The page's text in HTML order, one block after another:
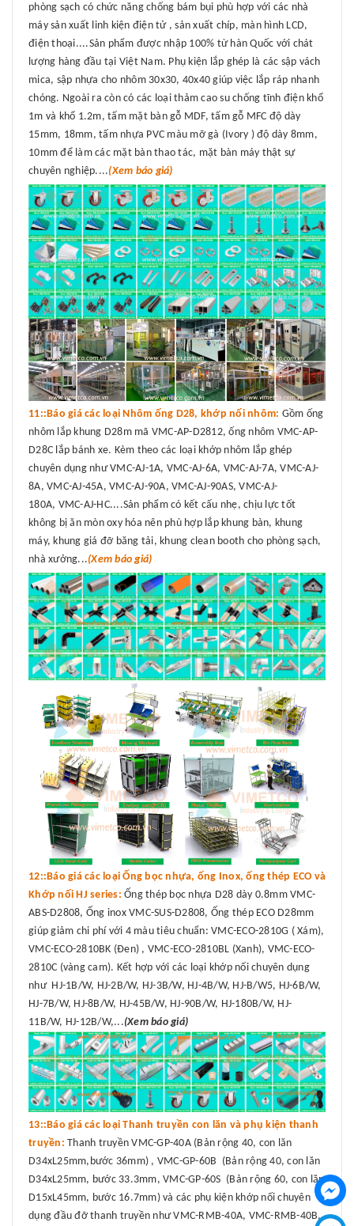
phòng sạch có chức năng chống bám bụi phù hợp với các nhà
máy sản xuất linh kiện điện tử , sản xuất chíp, màn hình LCD,
điện thoại....Sản phẩm được nhập 100% từ hàn Quốc với chát
lượng hàng đầu tại Việt Nam. Phụ kiện lắp ghép là các sập vách
mica, sập nhựa cho nhôm 30x30, 40x40 giúp việc lắp ráp nhanh
chóng. Ngoài ra còn có các loại thảm cao su chống tĩnh điện khổ
1m và khổ 1.2m, tấm mặt bàn gỗ MDF, tấm gỗ MFC độ dày
15mm, 18mm, tấm nhựa PVC màu mỡ gà (Ivory ) độ dày 8mm,
10mm để làm các mặt bàn thao tác, mặt bàn máy thật sự
chuyên nghiệp....(Xem báo giá)
11::Báo giá các loại Nhôm ống D28, khớp nối nhôm: Gồm ống
nhôm lắp khung D28m mã VMC-AP-D2812, ống nhôm VMC-AP-
D28C lắp bánh xe. Kèm theo các loại khớp nhôm lắp ghép
chuyên dụng như VMC-AJ-1A, VMC-AJ-6A, VMC-AJ-7A, VMC-AJ-
8A, VMC-AJ-45A, VMC-AJ-90A, VMC-AJ-90AS, VMC-AJ-
180A, VMC-AJ-HC....Sản phẩm có kết cấu nhẹ, chịu lực tốt
không bị ăn mòn oxy hóa nên phù hợp lắp khung bàn, khung
máy, khung giá đỡ băng tải, khung clean booth cho phòng sạch,
nhà xưởng...(Xem báo giá)
12::Báo giá các loại Ống bọc nhựa, ống Inox, ống thép ECO và
Khớp nối HJ series: Ống thép bọc nhựa D28 dày 0.8mm VMC-
ABS-D2808, Ống inox VMC-SUS-D2808, Ống thép ECO D28mm
giúp giảm chi phí với 4 màu tiêu chuẩn: VMC-ECO-2810G ( Xám),
VMC-ECO-2810BK (Đen) , VMC-ECO-2810BL (Xanh), VMC-ECO-
2810C (vàng cam). Kết hợp với các loại khớp nối chuyên dụng
như HJ-1B/W, HJ-2B/W, HJ-3B/W, HJ-4B/W, HJ-B/W5, HJ-6B/W,
HJ-7B/W, HJ-8B/W, HJ-45B/W, HJ-90B/W, HJ-180B/W, HJ-
11B/W, HJ-12B/W,...(Xem báo giá)
13::Báo giá các loại Thanh truyền con lăn và phụ kiện thanh
truyền: Thanh truyền VMC-GP-40A (Bản rộng 40, con lăn
D34xL25mm,bước 36mm) , VMC-GP-60B (Bản rộng 40, con lăn
D34xL25mm, bước 33.3mm, VMC-GP-60S (Bản rộng 60, con lăn
D15xL45mm, bước 16.7mm) và các phụ kiện khớp nối chuyên
dụng đầu đỡ thanh truyền như VMC-RMB-40A, VMC-RMB-40B,